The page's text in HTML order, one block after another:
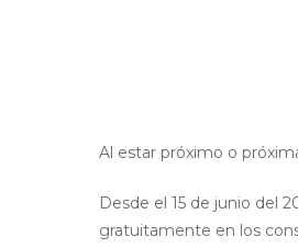
Al estar próximo o
Desde el 15 de junio del
gratuitamente en los